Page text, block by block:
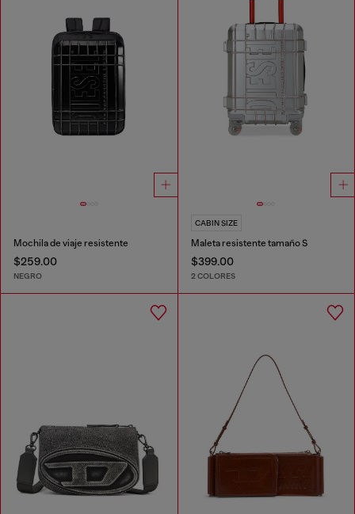
Mochila de viaje resistente
$259.00
NEGRO
CABIN SIZE
Maleta resistente tamaño S
$399.00
2 COLORES